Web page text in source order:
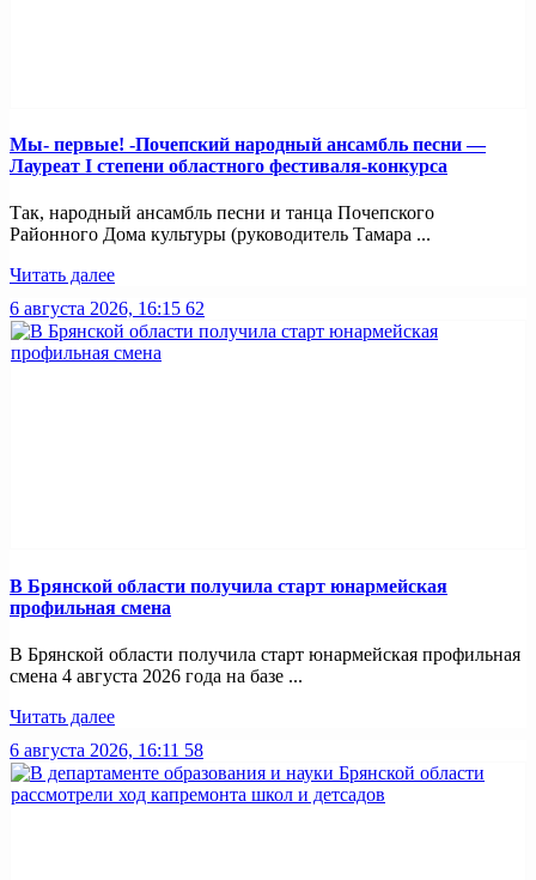
Мы- первые! -Почепский народный ансамбль песни —
Лауреат I степени областного фестиваля-конкурса
Так, народный ансамбль песни и танца Почепского
Районного Дома культуры (руководитель Тамара ...
Читать далее
6 августа 2026, 16:15 62
В Брянской области получила старт юнармейская
профильная смена
В Брянской области получила старт юнармейская профильная
смена 4 августа 2026 года на базе ...
Читать далее
6 августа 2026, 16:11 58